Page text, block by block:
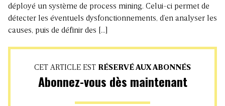
déployé un système de process mining. Celui-ci permet de
détecter les éventuels dysfonctionnements, d’en analyser les
causes, puis de définir des […]
CET ARTICLE EST RÉSERVÉ AUX ABONNÉS
Abonnez-vous dès maintenant